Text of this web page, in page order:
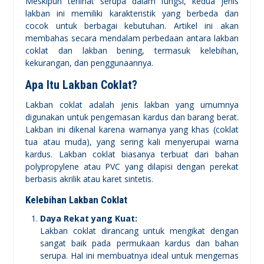
lakban ini memiliki karakteristik yang berbeda dan
cocok untuk berbagai kebutuhan. Artikel ini akan
membahas secara mendalam perbedaan antara lakban
coklat dan lakban bening, termasuk kelebihan,
kekurangan, dan penggunaannya.
Apa Itu Lakban Coklat?
Lakban coklat adalah jenis lakban yang umumnya
digunakan untuk pengemasan kardus dan barang berat.
Lakban ini dikenal karena warnanya yang khas (coklat
tua atau muda), yang sering kali menyerupai warna
kardus. Lakban coklat biasanya terbuat dari bahan
polypropylene atau PVC yang dilapisi dengan perekat
berbasis akrilik atau karet sintetis.
Kelebihan Lakban Coklat
Daya Rekat yang Kuat:
Lakban coklat dirancang untuk mengikat dengan
sangat baik pada permukaan kardus dan bahan
serupa. Hal ini membuatnya ideal untuk mengemas